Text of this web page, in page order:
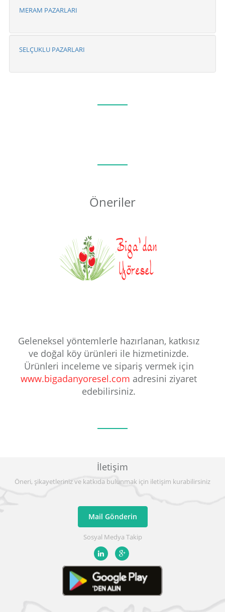
MERAM PAZARLARI
SELÇUKLU PAZARLARI
Öneriler
Geleneksel yöntemlerle hazırlanan, katkısız
ve doğal köy ürünleri ile hizmetinizde.
Ürünleri inceleme ve sipariş vermek için
www.bigadanyoresel.com adresini ziyaret
edebilirsiniz.
İletişim
Öneri, şikayetleriniz ve katkıda bulunmak için iletişim kurabilirsiniz
Mail Gönderin
Sosyal Medya Takip